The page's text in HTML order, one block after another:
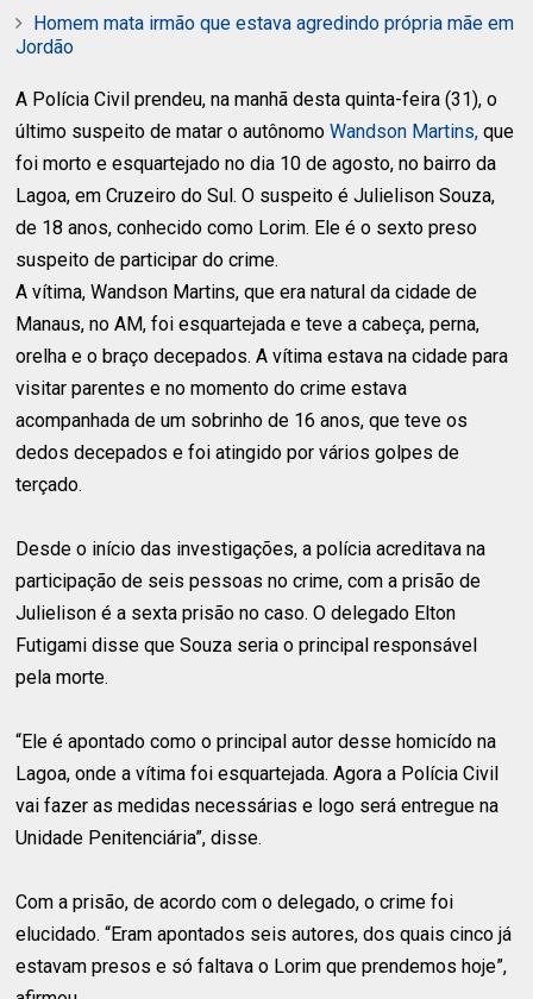
Homem mata irmão que estava agredindo própria mãe em
Jordão
A Polícia Civil prendeu, na manhã desta quinta-feira (31), o
último suspeito de matar o autônomoWandson Martins, que
foi morto e esquartejado no dia 10 de agosto, no bairro da
Lagoa, em Cruzeiro do Sul. O suspeito é Julielison Souza,
de 18 anos, conhecido como Lorim. Ele é o sexto preso
suspeito de participar do crime.
A vítima, Wandson Martins, que era natural da cidade de
Manaus, no AM, foi esquartejada e teve a cabeça, perna,
orelha e o braço decepados. A vítima estava na cidade para
visitar parentes e no momento do crime estava
acompanhada de um sobrinho de 16 anos, que teve os
dedos decepados e foi atingido por vários golpes de
terçado.
Desde o início das investigações, a polícia acreditava na
participação de seis pessoas no crime, com a prisão de
Julielison é a sexta prisão no caso. O delegado Elton
Futigami disse que Souza seria o principal responsável
pela morte.
“Ele é apontado como o principal autor desse homicído na
Lagoa, onde a vítima foi esquartejada. Agora a Polícia Civil
vai fazer as medidas necessárias e logo será entregue na
Unidade Penitenciária”, disse.
Com a prisão, de acordo com o delegado, o crime foi
elucidado. “Eram apontados seis autores, dos quais cinco já
estavam presos e só faltava o Lorim que prendemos hoje”,